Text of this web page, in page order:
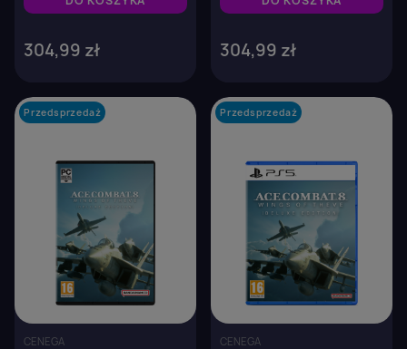
304,99 zł 304,99 zł
Przedsprzedaż
CENEGA
Przedsprzedaż
CENEGA